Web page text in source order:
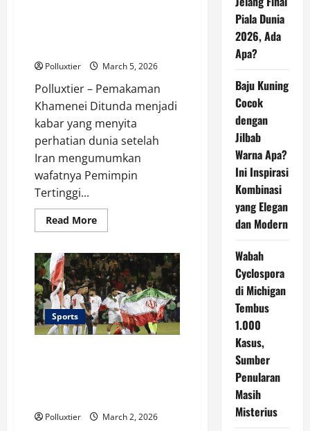
Polluxtier March 5, 2026
Polluxtier – Pemakaman
Khamenei Ditunda menjadi
kabar yang menyita
perhatian dunia setelah
Iran mengumumkan
wafatnya Pemimpin
Tertinggi...
Read MoreRead
more
Ungkap
Alasan
Pemakaman
Ayatollah
Ali
Khamenei
Ditunda
di
Tengah
Sports
Polluxtier March 2, 2026
Piala Dunia
2026, Ada
Apa?
Baju Kuning
Cocok
dengan
Jilbab
Warna Apa?
Ini Inspirasi
Kombinasi
yang Elegan
dan Modern
Wabah
Cyclospora
di Michigan
Tembus
1.000
Kasus,
Sumber
Penularan
Masih
Misterius